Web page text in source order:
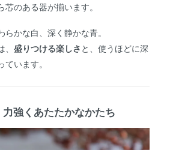
のある器が揃います。
かな白、深く静かな青。
盛りつける楽しさ と、使うほどに深
ています。
強くあたたかなかたち